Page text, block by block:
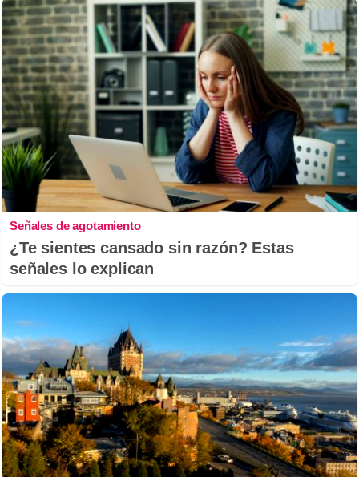
Señales de agotamiento
¿Te sientes cansado sin razón? Estas
señales lo explican